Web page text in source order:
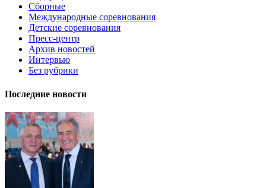
Сборные
Международные соревнования
Детские соревнования
Пресс-центр
Архив новостей
Интервью
Без рубрики
Последние новости